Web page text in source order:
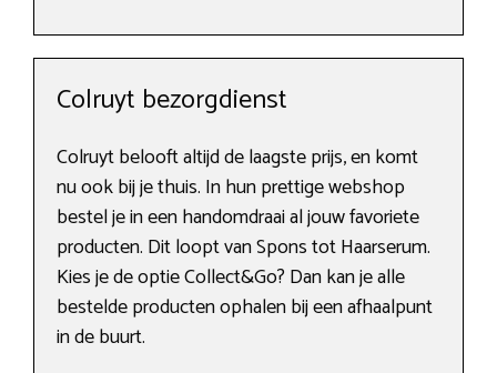
Colruyt bezorgdienst
Colruyt belooft altijd de laagste prijs, en komt
nu ook bij je thuis. In hun prettige webshop
bestel je in een handomdraai al jouw favoriete
producten. Dit loopt van Spons tot Haarserum.
Kies je de optie Collect&Go? Dan kan je alle
bestelde producten ophalen bij een afhaalpunt
in de buurt.